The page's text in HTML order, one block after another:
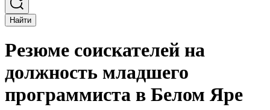
Найти
Резюме соискателей на
должность младшего
программиста в Белом Яре